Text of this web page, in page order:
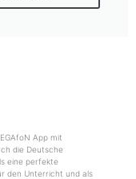
App mit
die Deutsche
eine perfekte
den Unterricht und als